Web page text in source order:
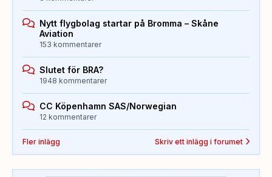
Nytt flygbolag startar på Bromma – Skåne
Aviation
153 kommentarer
Slutet för BRA?
1948 kommentarer
CC Köpenhamn SAS/Norwegian
12 kommentarer
Fler inlägg Skriv ett inlägg i forumet